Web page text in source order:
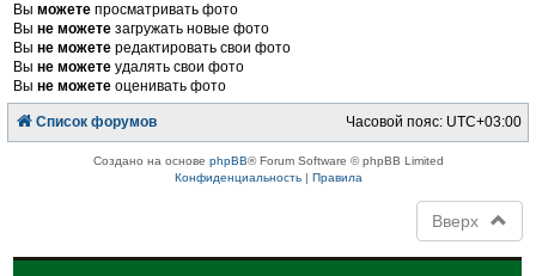
Выможете просматривать фото
Выне можете загружать новые фото
Выне можете редактировать свои фото
Выне можете удалять свои фото
Выне можете оценивать фото
Список форумов Часовой пояс: UTC+03:00
Создано на основе phpBB® Forum Software © phpBB Limited
Конфиденциальность| Правила
Вверх